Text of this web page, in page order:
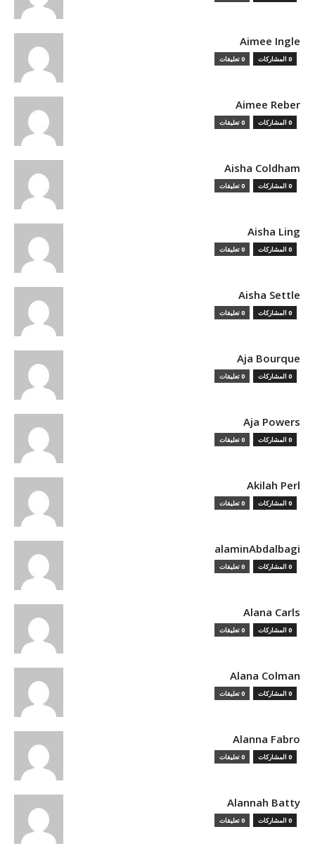
Aimee Ingle
0 المشاركات 0 تعليقات
Aimee Reber
0 المشاركات 0 تعليقات
Aisha Coldham
0 المشاركات 0 تعليقات
Aisha Ling
0 المشاركات 0 تعليقات
Aisha Settle
0 المشاركات 0 تعليقات
Aja Bourque
0 المشاركات 0 تعليقات
Aja Powers
0 المشاركات 0 تعليقات
Akilah Perl
0 المشاركات 0 تعليقات
alaminAbdalbagi
0 المشاركات 0 تعليقات
Alana Carls
0 المشاركات 0 تعليقات
Alana Colman
0 المشاركات 0 تعليقات
Alanna Fabro
0 المشاركات 0 تعليقات
Alannah Batty
0 المشاركات 0 تعليقات